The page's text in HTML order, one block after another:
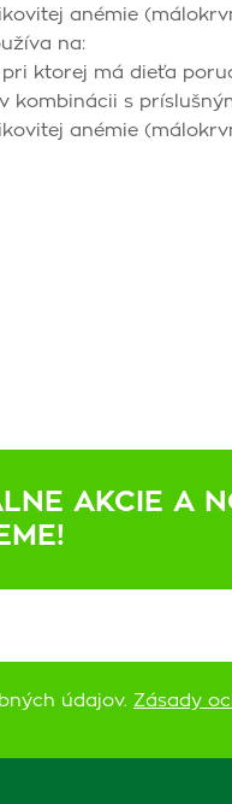
anémie
na:
pri ktorej má dieťa
kombinácii s
anémie
AKCIE A
údajov. Zásady